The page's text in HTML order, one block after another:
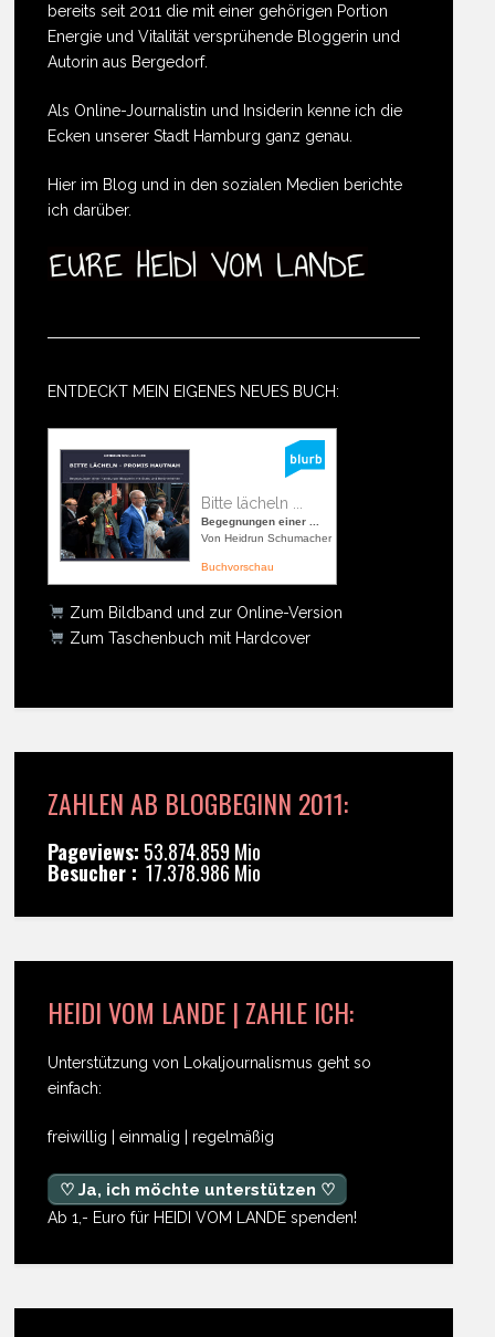
bereits seit 2011 die mit einer gehörigen Portion
Energie und Vitalität versprühende Bloggerin und
Autorin aus Bergedorf.
Als Online-Journalistin und Insiderin kenne ich die
Ecken unserer Stadt Hamburg ganz genau.
Hier im Blog und in den sozialen Medien berichte
ich darüber.
ENTDECKT MEIN EIGENES NEUES BUCH:
Bitte lächeln ...
Begegnungen einer ...
Von Heidrun Schumacher
Buchvorschau
Zum Bildband und zur Online-Version
Zum Taschenbuch mit Hardcover
ZAHLEN AB BLOGBEGINN 2011:
Pageviews: 53.874.859 Mio
Besucher : 17.378.986 Mio
HEIDI VOM LANDE | ZAHLE ICH:
Unterstützung von Lokaljournalismus geht so
einfach:
freiwillig | einmalig | regelmäßig
♡ Ja, ich möchte unterstützen ♡
Ab 1,- Euro für HEIDI VOM LANDE spenden!